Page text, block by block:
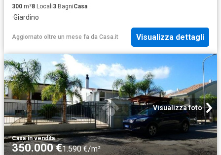
300 m²8 Locali3 BagniCasa
·Giardino
Aggiornato oltre un mese fa da Casa.it Visualizza dettagli
Visualizza foto
Casa·in vendita
350.000 €1.590 €/m²